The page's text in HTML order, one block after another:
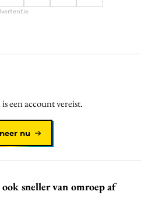
een account vereist.
nu
sneller van omroep af